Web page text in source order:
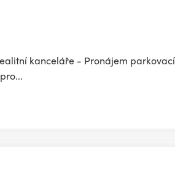
kanceláře - Pronájem